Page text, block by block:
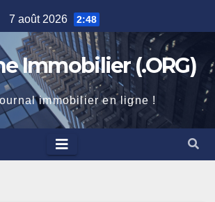
7 août 2026 2:48
Immobilier (.ORG)
immobilier en ligne !